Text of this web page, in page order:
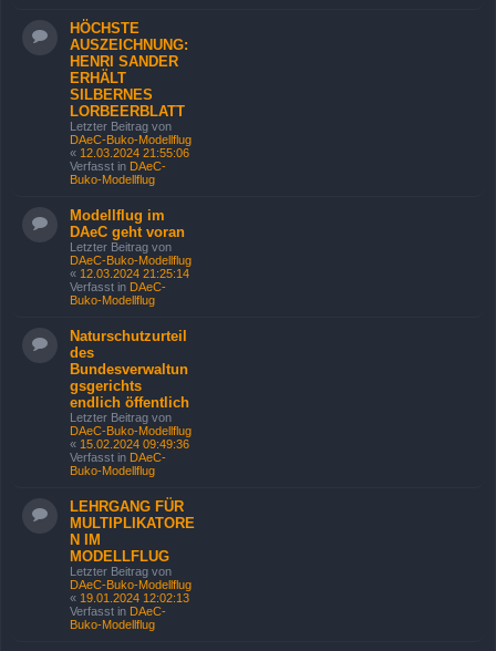
HÖCHSTE
AUSZEICHNUNG:
HENRI SANDER
ERHÄLT
SILBERNES
LORBEERBLATT
Letzter Beitrag von
DAeC-Buko-Modellflug
« 12.03.2024 21:55:06
Verfasst in DAeC-
Buko-Modellflug
Modellflug im
DAeC geht voran
Letzter Beitrag von
DAeC-Buko-Modellflug
« 12.03.2024 21:25:14
Verfasst in DAeC-
Buko-Modellflug
Naturschutzurteil
des
Bundesverwaltun
gsgerichts
endlich öffentlich
Letzter Beitrag von
DAeC-Buko-Modellflug
« 15.02.2024 09:49:36
Verfasst in DAeC-
Buko-Modellflug
LEHRGANG FÜR
MULTIPLIKATORE
N IM
MODELLFLUG
Letzter Beitrag von
DAeC-Buko-Modellflug
« 19.01.2024 12:02:13
Verfasst in DAeC-
Buko-Modellflug